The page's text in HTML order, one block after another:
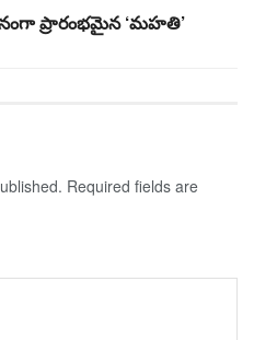
ప్రారంభమైన ‘మహతి’
Required fields are